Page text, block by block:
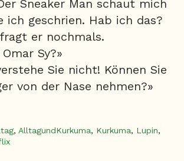
Sneaker Man schaut mich
ich geschrien. Hab ich das?
er nochmals.
Sy?»
Sie nicht! Können Sie
von der Nase nehmen?»
, AlltagundKurkuma, Kurkuma, Lupin,